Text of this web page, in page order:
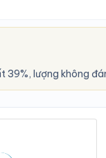
lượng không